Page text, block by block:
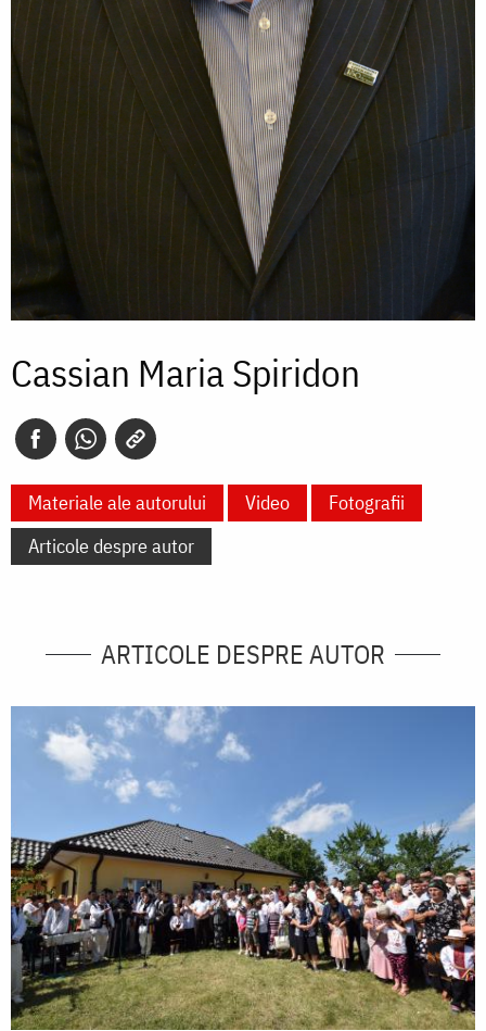
Cassian Maria Spiridon
Materiale ale autorului Video
Fotografii
Articole despre autor
ARTICOLE DESPRE AUTOR